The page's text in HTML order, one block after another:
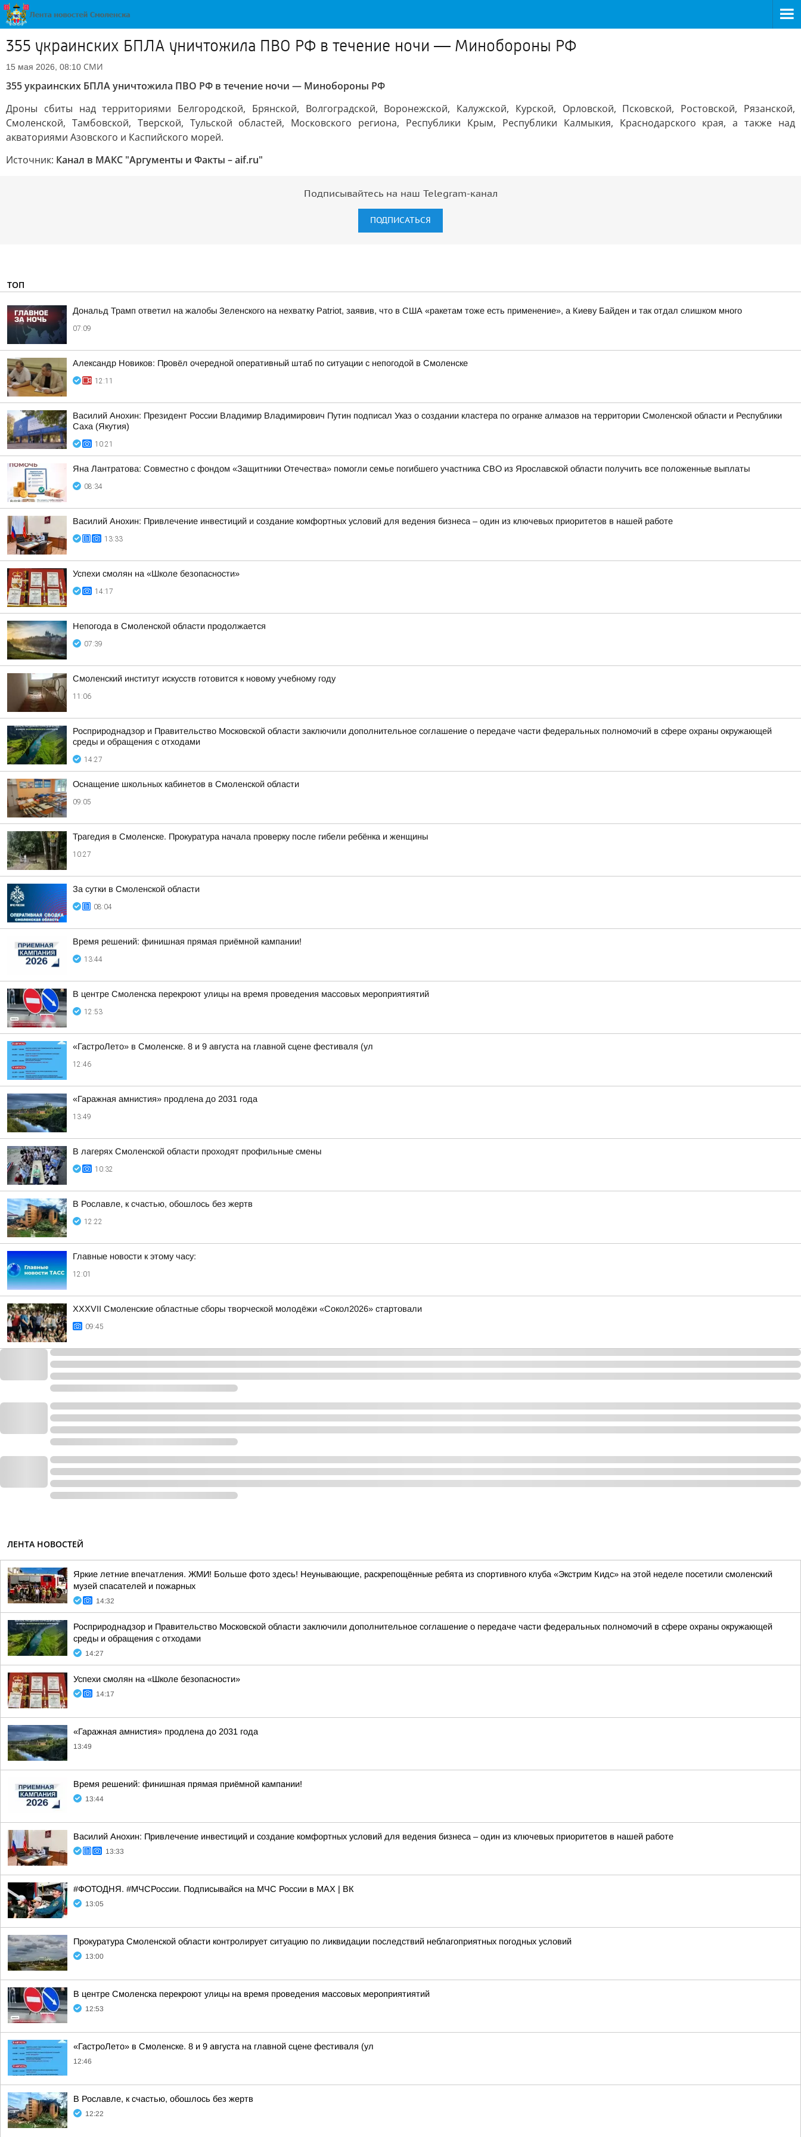
355 украинских БПЛА уничтожила ПВО РФ в течение ночи — Минобороны РФ
15 мая 2026, 08:10 СМИ
355 украинских БПЛА уничтожила ПВО РФ в течение ночи — Минобороны РФ
Дроны сбиты над территориями Белгородской, Брянской, Волгоградской, Воронежской, Калужской, Курской, Орловской, Псковской, Ростовской, Рязанской,
Смоленской, Тамбовской, Тверской, Тульской областей, Московского региона, Республики Крым, Республики Калмыкия, Краснодарского края, а также над
акваториями Азовского и Каспийского морей.
Источник: Канал в МАКС "Аргументы и Факты – aif.ru"
Подписывайтесь на наш Telegram-канал
ПОДПИСАТЬСЯ
ТОП
Дональд Трамп ответил на жалобы Зеленского на нехватку Patriot, заявив, что в США «ракетам тоже есть применение», а Киеву Байден и так отдал слишком много
07:09
Александр Новиков: Провёл очередной оперативный штаб по ситуации с непогодой в Смоленске
12:11
Василий Анохин: Президент России Владимир Владимирович Путин подписал Указ о создании кластера по огранке алмазов на территории Смоленской области и Республики
Саха (Якутия)
10:21
Яна Лантратова: Совместно с фондом «Защитники Отечества» помогли семье погибшего участника СВО из Ярославской области получить все положенные выплаты
08:34
Василий Анохин: Привлечение инвестиций и создание комфортных условий для ведения бизнеса – один из ключевых приоритетов в нашей работе
13:33
Успехи смолян на «Школе безопасности»
14:17
Непогода в Смоленской области продолжается
07:39
Смоленский институт искусств готовится к новому учебному году
11:06
Росприроднадзор и Правительство Московской области заключили дополнительное соглашение о передаче части федеральных полномочий в сфере охраны окружающей
среды и обращения с отходами
14:27
Оснащение школьных кабинетов в Смоленской области
09:05
Трагедия в Смоленске. Прокуратура начала проверку после гибели ребёнка и женщины
10:27
За сутки в Смоленской области
08:04
Время решений: финишная прямая приёмной кампании!
13:44
В центре Смоленска перекроют улицы на время проведения массовых мероприятиятий
12:53
«ГастроЛето» в Смоленске. 8 и 9 августа на главной сцене фестиваля (ул
12:46
«Гаражная амнистия» продлена до 2031 года
13:49
В лагерях Смоленской области проходят профильные смены
10:32
В Рославле, к счастью, обошлось без жертв
12:22
Главные новости к этому часу:
12:01
XXXVII Смоленские областные сборы творческой молодёжи «Сокол2026» стартовали
09:45
ЛЕНТА НОВОСТЕЙ
Яркие летние впечатления. ЖМИ! Больше фото здесь! Неунывающие, раскрепощённые ребята из спортивного клуба «Экстрим Кидс» на этой неделе посетили смоленский
музей спасателей и пожарных
14:32
Росприроднадзор и Правительство Московской области заключили дополнительное соглашение о передаче части федеральных полномочий в сфере охраны окружающей
среды и обращения с отходами
14:27
Успехи смолян на «Школе безопасности»
14:17
«Гаражная амнистия» продлена до 2031 года
13:49
Время решений: финишная прямая приёмной кампании!
13:44
Василий Анохин: Привлечение инвестиций и создание комфортных условий для ведения бизнеса – один из ключевых приоритетов в нашей работе
13:33
#ФОТОДНЯ. #МЧСРоссии. Подписывайся на МЧС России в MAX | ВК
13:05
Прокуратура Смоленской области контролирует ситуацию по ликвидации последствий неблагоприятных погодных условий
13:00
В центре Смоленска перекроют улицы на время проведения массовых мероприятиятий
12:53
«ГастроЛето» в Смоленске. 8 и 9 августа на главной сцене фестиваля (ул
12:46
В Рославле, к счастью, обошлось без жертв
12:22